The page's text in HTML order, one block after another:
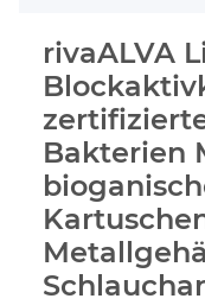
rivaALVA
Bakterien